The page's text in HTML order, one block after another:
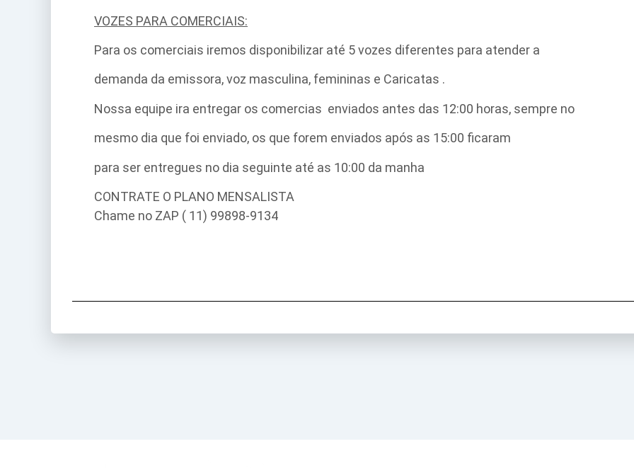
VOZES PARA COMERCIAIS:
Para os comerciais iremos disponibilizar até 5 vozes diferentes para atender a
demanda da emissora, voz masculina, femininas e Caricatas .
Nossa equipe ira entregar os comercias enviados antes das 12:00 horas, sempre no
mesmo dia que foi enviado, os que forem enviados após as 15:00 ficaram
para ser entregues no dia seguinte até as 10:00 da manha
CONTRATE O PLANO MENSALISTA
Chame no ZAP ( 11) 99898-9134